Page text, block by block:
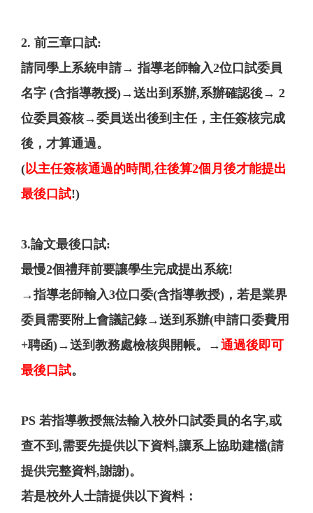
2. 前三章口試:
請同學上系統申請→ 指導老師輸入2位口試委員
名字 (含指導教授)→送出到系辦,系辦確認後→ 2
位委員簽核→委員送出後到主任，主任簽核完成
後，才算通過。
(以主任簽核通過的時間,往後算2個月後才能提出
最後口試!)
3.論文最後口試:
最慢2個禮拜前要讓學生完成提出系統!
→指導老師輸入3位口委(含指導教授)，若是業界
委員需要附上會議記錄→送到系辦(申請口委費用
+聘函)→送到教務處檢核與開帳。→通過後即可
最後口試。
PS 若指導教授無法輸入校外口試委員的名字,或
查不到,需要先提供以下資料,讓系上協助建檔(請
提供完整資料,謝謝)。
若是校外人士請提供以下資料：